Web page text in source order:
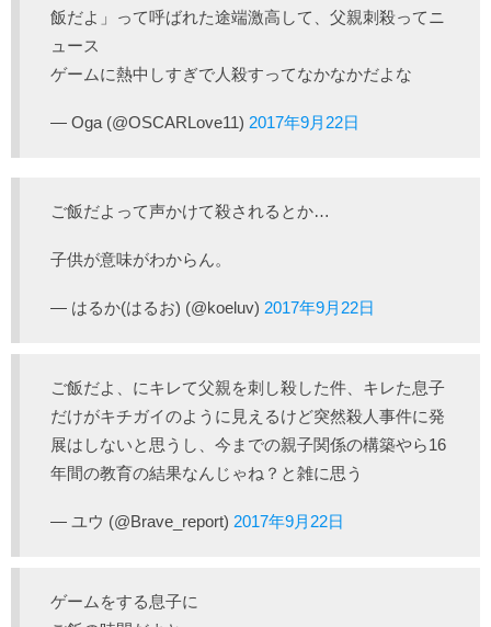
飯だよ」って呼ばれた途端激高して、父親刺殺ってニ
ュース
ゲームに熱中しすぎで人殺すってなかなかだよな
— Oga (@OSCARLove11) 2017年9月22日
ご飯だよって声かけて殺されるとか…
子供が意味がわからん。
— はるか(はるお) (@koeluv) 2017年9月22日
ご飯だよ、にキレて父親を刺し殺した件、キレた息子
だけがキチガイのように見えるけど突然殺人事件に発
展はしないと思うし、今までの親子関係の構築やら16
年間の教育の結果なんじゃね？と雑に思う
— ユウ (@Brave_report) 2017年9月22日
ゲームをする息子に